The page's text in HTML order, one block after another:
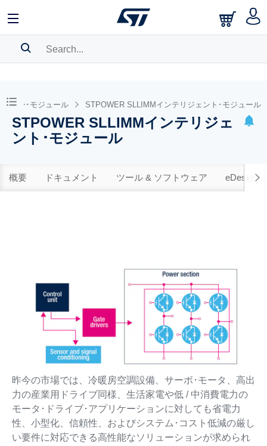
BOOKMARK
Please log into show your saved searches.
ワー･モジュール STPOWER SLLIMMインテリジェント･モジュール
STPOWER SLLIMMインテリジェ
ント･モジュール
概要 ドキュメント ツール & ソフトウェア
昨今の市場では、冷暖房空調設備、サーボ･モータ、高出
力の産業用ドライブ同様、生活家電や低 / 中消費電力の
モータ･ドライブ･アプリケーションに対しても省電力
性、小型化、信頼性、およびシステム･コスト低減の厳し
い要件に対応できる高性能なソリューションが求められ